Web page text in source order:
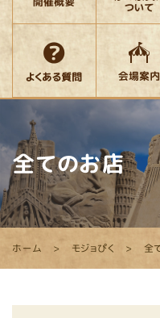
全てのお店
ホーム モジョぴく 全